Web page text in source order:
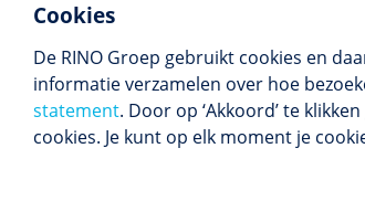
Cookies
De RINO Groep gebruikt cookies en
informatie verzamelen over hoe
statement. Door op ‘Akkoord’ te
cookies. Je kunt op elk moment je
voor mensen die werken met mensen met
een psychische kwets­baar­heid. Samen met
onze top­docenten bieden we innova­tieve
opleidingen, cursussen en congres­sen op
maat.